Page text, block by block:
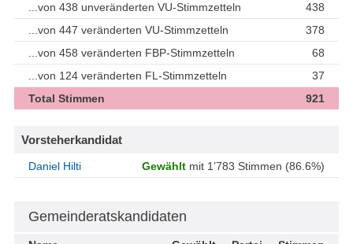
...von 438 unveränderten VU-Stimmzetteln
438
...von 447 veränderten VU-Stimmzetteln
378
...von 458 veränderten FBP-Stimmzetteln
68
...von 124 veränderten FL-Stimmzetteln
37
Total Stimmen
921
Vorsteherkandidat
Daniel Hilti Gewählt mit 1’783 Stimmen (86.6%)
Gemeinderatskandidaten